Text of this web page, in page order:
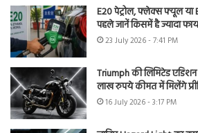
E20 पेट्रोल, फ्लेक्स फ्यूल या
पहले जानें किसमें है ज्यादा
23 July 2026 - 7:41 PM
Triumph की लिमिटेड
लाख रुपये कीमत में मिलेंगे
16 July 2026 - 3:17 PM